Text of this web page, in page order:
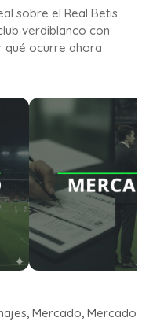
sobre el Real Betis
verdiblanco con
qué ocurre ahora
, Mercado, Mercado